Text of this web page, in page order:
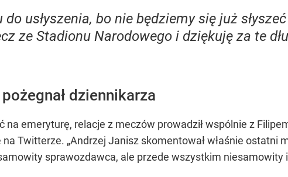
usłyszenia, bo nie będziemy się już
ze Stadionu Narodowego i dziękuję za te
dziennikarza
na emeryturę, relacje z meczów prowadził wspólnie z
na Twitterze. „Andrzej Janisz skomentował właśnie ostatni
sprawozdawca, ale przede wszystkim niesamowity